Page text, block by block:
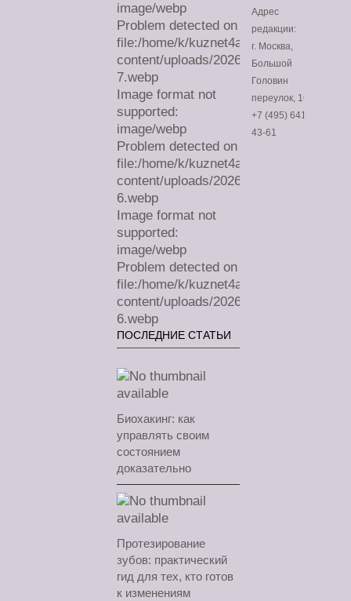
image/webp
Problem detected on
file:/home/k/kuznet4a/
content/uploads/2026/07/sa-
7.webp
Image format not
supported:
image/webp
Problem detected on
file:/home/k/kuznet4a/
content/uploads/2026/07/sa-
6.webp
Image format not
supported:
image/webp
Problem detected on
file:/home/k/kuznet4a/
content/uploads/2026/07/sa-
6.webp
ПОСЛЕДНИЕ СТАТЬИ
Биохакинг: как
управлять своим
состоянием
доказательно
Протезирование
зубов: практический
гид для тех, кто готов
к изменениям
Адрес
редакции:
г. Москва,
Большой
Головин
переулок, 16
+7 (495) 641-
43-61